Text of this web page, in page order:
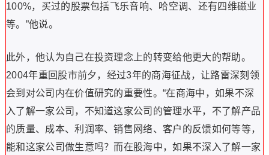
100%，买过的股票包括飞乐音响、哈空调、还有四维磁业
等。”他说。
此外，他认为自己在投资理念上的转变给他更大的帮助。
2004年重回股市前夕，经过3年的商海征战，让路雷深刻领
会到对公司内在价值研究的重要性。“在商海中，如果不深
入了解一家公司，不知道这家公司的管理水平，不了解产品
的质量、成本、利润率、销售网络、客户的反馈如何等等，
能和这家公司做生意吗？而在股海中，如果不深入了解一家